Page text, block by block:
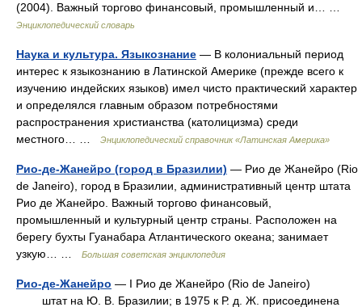
(2004). Важный торгово финансовый, промышленный и… …
Энциклопедический словарь
Наука и культура. Языкознание — В колониальный период
интерес к языкознанию в Латинской Америке (прежде всего к
изучению индейских языков) имел чисто практический характер
и определялся главным образом потребностями
распространения христианства (католицизма) среди
местного… …
Энциклопедический справочник «Латинская Америка»
Рио-де-Жанейро (город в Бразилии) — Рио де Жанейро (Rio
de Janeiro), город в Бразилии, административный центр штата
Рио де Жанейро. Важный торгово финансовый,
промышленный и культурный центр страны. Расположен на
берегу бухты Гуанабара Атлантического океана; занимает
узкую… …
Большая советская энциклопедия
Рио-де-Жанейро — I Рио де Жанейро (Rio de Janeiro)
штат на Ю. В. Бразилии; в 1975 к Р. д. Ж. присоединена